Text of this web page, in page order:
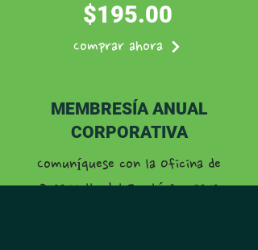
Comprar ahora
$195.00
MEMBRESÍA ANUAL
CORPORATIVA
Comuníquese con la Oficina de
Desarrollo del Zoológico para